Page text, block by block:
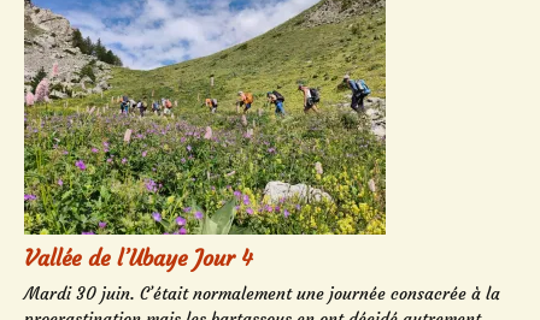
Vallée de l’Ubaye Jour 4
Mardi 30 juin. C’était normalement une journée consacrée à la